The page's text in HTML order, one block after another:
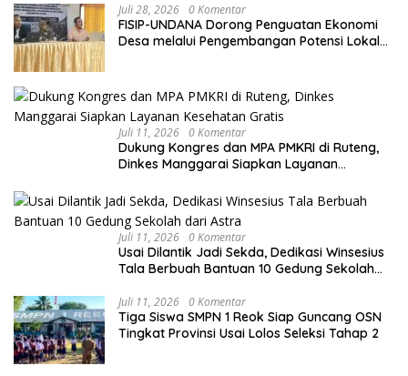
Sosial
Juli 28, 2026 0 Komentar
FISIP-UNDANA Dorong Penguatan Ekonomi
Desa melalui Pengembangan Potensi Lokal
Juli 11, 2026 0 Komentar
Dukung Kongres dan MPA PMKRI di Ruteng,
Dinkes Manggarai Siapkan Layanan
Juli 11, 2026 0 Komentar
Usai Dilantik Jadi Sekda, Dedikasi Winsesius
Tala Berbuah Bantuan 10 Gedung Sekolah
Juli 11, 2026 0 Komentar
Tiga Siswa SMPN 1 Reok Siap Guncang OSN
Tingkat Provinsi Usai Lolos Seleksi Tahap 2